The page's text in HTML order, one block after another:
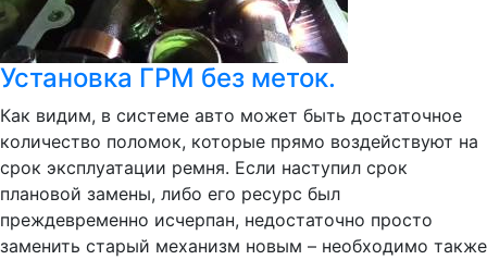
Установка ГРМ без меток.
Как видим, в системе авто может быть достаточное
количество поломок, которые прямо воздействуют на
срок эксплуатации ремня. Если наступил срок
плановой замены, либо его ресурс был
преждевременно исчерпан, недостаточно просто
заменить старый механизм новым – необходимо также